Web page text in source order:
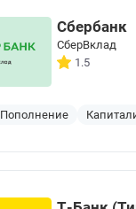
Сбербанк
СберВклад
1.5
Пополнение